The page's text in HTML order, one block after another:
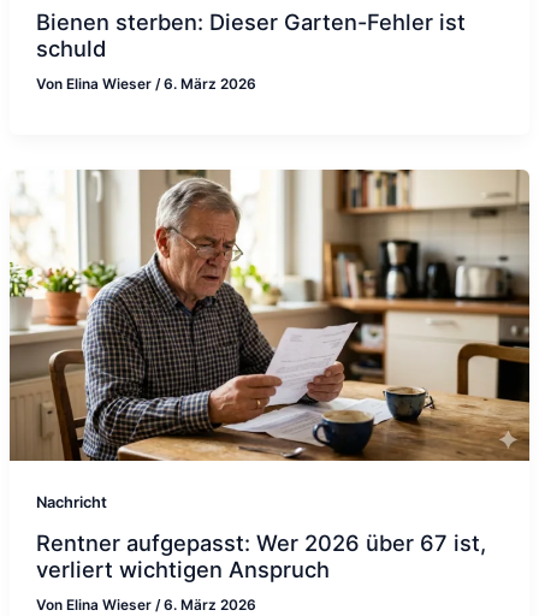
Bienen sterben: Dieser Garten-Fehler ist
schuld
Von Elina Wieser /6. März 2026
Nachricht
Rentner aufgepasst: Wer 2026 über 67 ist,
verliert wichtigen Anspruch
Von Elina Wieser /6. März 2026